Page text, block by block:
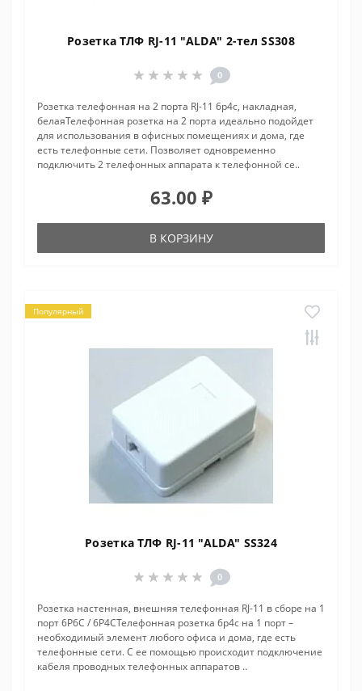
Розетка ТЛФ RJ-11 "ALDA" 2-тел SS308
0
Розетка телефонная на 2 порта RJ-11 6р4с, накладная,
белаяТелефонная розетка на 2 порта идеально подойдет
для использования в офисных помещениях и дома, где
есть телефонные сети. Позволяет одновременно
подключить 2 телефонных аппарата к телефонной се..
63.00 ₽
В КОРЗИНУ
Популярный
Розетка ТЛФ RJ-11 "ALDA" SS324
0
Розетка настенная, внешняя телефонная RJ-11 в сборе на 1
порт 6P6C / 6P4CТелефонная розетка 6p4c на 1 порт –
необходимый элемент любого офиса и дома, где есть
телефонные сети. С ее помощью происходит подключение
кабеля проводных телефонных аппаратов ..